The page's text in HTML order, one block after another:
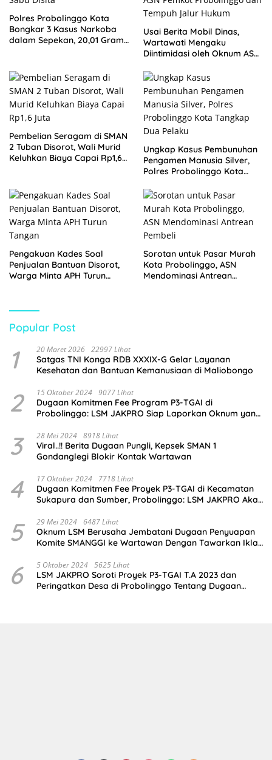
Polres Probolinggo Kota
Bongkar 3 Kasus Narkoba
dalam Sepekan, 20,01 Gram
Usai Berita Mobil Dinas,
Wartawati Mengaku
Diintimidasi oleh Oknum ASN
Tempuh Jalur Hukum
Pembelian Seragam di SMAN
2 Tuban Disorot, Wali Murid
Keluhkan Biaya Capai Rp1,6
Ungkap Kasus Pembunuhan
Pengamen Manusia Silver,
Polres Probolinggo Kota
Pengakuan Kades Soal
Penjualan Bantuan Disorot,
Warga Minta APH Turun
Sorotan untuk Pasar Murah
Kota Probolinggo, ASN
Mendominasi Antrean
Popular Post
1 20 Maret 2026 22997 Lihat
Satgas TNI Konga RDB XXXIX-G Gelar Layanan
Kesehatan dan Bantuan Kemanusiaan di Maliobongo
2 15 Oktober 2024 9077 Lihat
Dugaan Komitmen Fee Program P3-TGAI di
Probolinggo: LSM JAKPRO Siap Laporkan Oknum yang
3 28 Mei 2024 8918 Lihat
Viral..!! Berita Dugaan Pungli, Kepsek SMAN 1
Gondanglegi Blokir Kontak Wartawan
4 17 Oktober 2024 7718 Lihat
Dugaan Komitmen Fee Proyek P3-TGAI di Kecamatan
Sukapura dan Sumber, Probolinggo: LSM JAKPRO Akan
5 29 Mei 2024 6487 Lihat
Oknum LSM Berusaha Jembatani Dugaan Penyuapan
Komite SMANGGI ke Wartawan Dengan Tawarkan Iklan
6 5 Oktober 2024 5625 Lihat
LSM JAKPRO Soroti Proyek P3-TGAI T.A 2023 dan
Peringatkan Desa di Probolinggo Tentang Dugaan